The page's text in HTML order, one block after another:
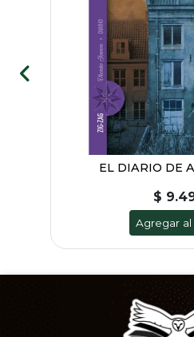
EL DIARIO DE
$
Agregar al